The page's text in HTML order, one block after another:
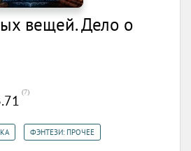
вещей. Дело о
(7)
ФЭНТЕЗИ: ПРОЧЕЕ